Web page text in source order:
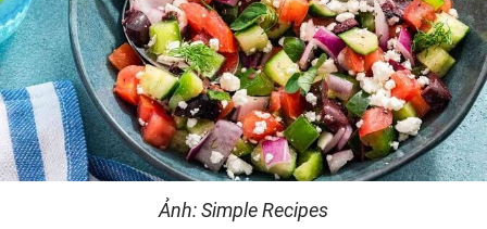
Ảnh: Simple Recipes